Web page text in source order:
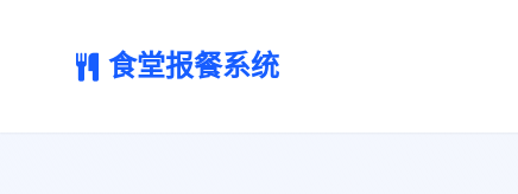
食堂报餐系统